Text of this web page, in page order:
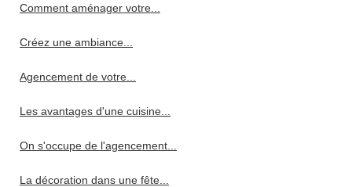
Comment aménager votre...
Créez une ambiance...
Agencement de votre...
Les avantages d'une cuisine...
On s'occupe de l'agencement...
La décoration dans une fête...